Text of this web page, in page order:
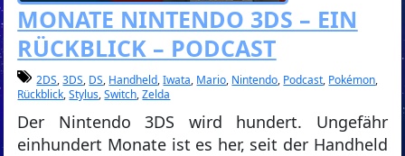
MONATE NINTENDO 3DS – EIN
RÜCKBLICK – PODCAST
2DS,3DS, DS, Handheld,Iwata, Mario, Nintendo, Podcast, Pokémon,
Rückblick,Stylus,Switch,Zelda
Der Nintendo 3DS wird hundert. Ungefähr
einhundert Monate ist es her, seit der Handheld